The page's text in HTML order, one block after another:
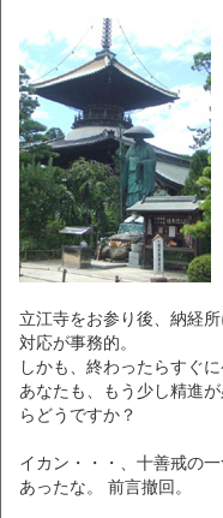
立江寺をお参り後、納経
対応が事務的。
しかも、終わったらすぐ
あなたも、もう少し精進
らどうですか？
イカン・・・、十善戒の
あったな。 前言撤回。